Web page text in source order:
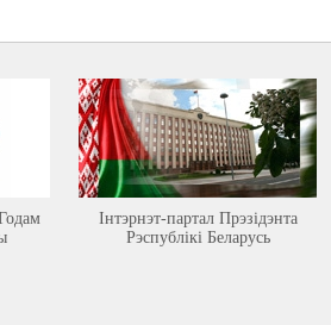
Інтэрнэт-партал Прэзідэнта
Рэспублікі Беларусь